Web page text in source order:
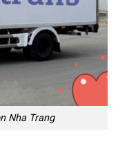
Nha Trang